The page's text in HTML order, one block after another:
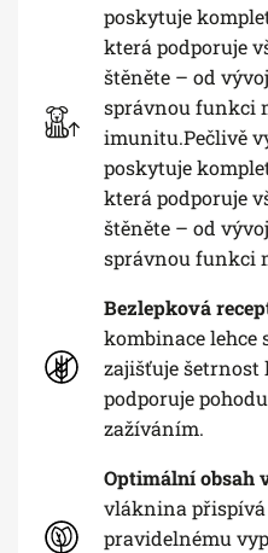
poskytuje
která podporuje
štěněte – od
správnou funkci
imunitu.Pečlivě
poskytuje
která podporuje
štěněte – od
správnou funkci
Bezlepková
kombinace
zajišťuje šetrnost
podporuje
zažíváním.
Optimální obsah
vláknina
pravidelnému